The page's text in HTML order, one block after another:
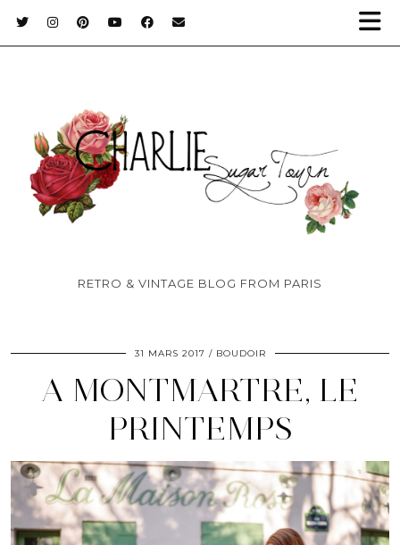
RETRO & VINTAGE BLOG FROM PARIS
31 MARS 2017 BOUDOIR
A MONTMARTRE, LE
PRINTEMPS